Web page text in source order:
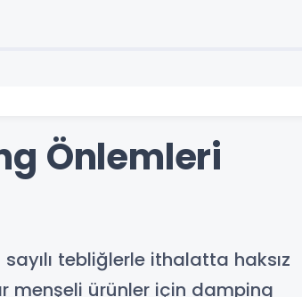
Önlemleri
tebliğlerle ithalatta haksız
menşeli ürünler için damping